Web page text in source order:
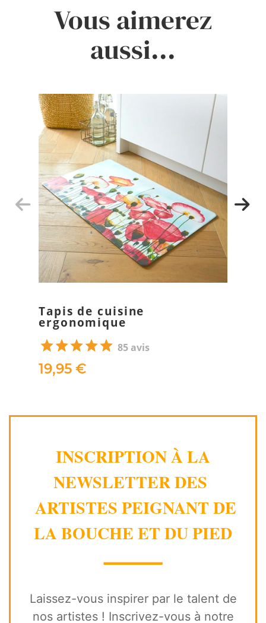
Vous aimerez
aussi...
Tapis de cuisine
ergonomique
85 avis
19,95 €
INSCRIPTION À LA
NEWSLETTER DES
ARTISTES PEIGNANT DE
LA BOUCHE ET DU PIED
⸻
Laissez-vous inspirer par le talent de
nos artistes ! Inscrivez-vous à notre